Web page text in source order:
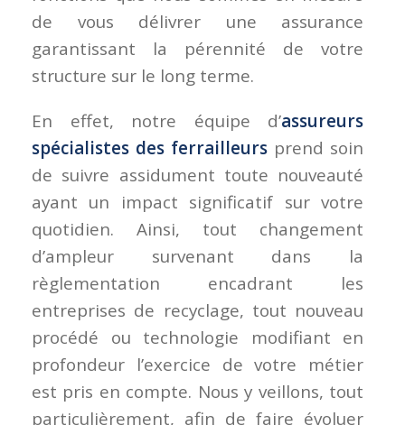
de vous délivrer une assurance
garantissant la pérennité de votre
structure sur le long terme.
En effet, notre équipe d’assureurs
spécialistes des ferrailleurs prend soin
de suivre assidument toute nouveauté
ayant un impact significatif sur votre
quotidien. Ainsi, tout changement
d’ampleur survenant dans la
règlementation encadrant les
entreprises de recyclage, tout nouveau
procédé ou technologie modifiant en
profondeur l’exercice de votre métier
est pris en compte. Nous y veillons, tout
particulièrement, afin de faire évoluer